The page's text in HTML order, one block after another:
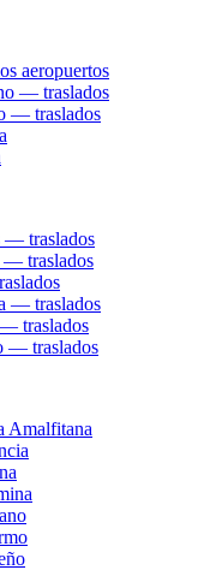
aeropuertos
— traslados
— traslados
— traslados
— traslados
— traslados
traslados
— traslados